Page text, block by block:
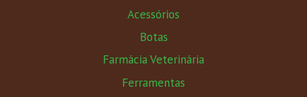
Acessórios
Botas
Farmácia Veterinária
Ferramentas